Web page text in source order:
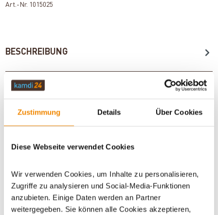
Zustimmung Details Über Cookies
Diese Webseite verwendet Cookies
Wir verwenden Cookies, um Inhalte zu personalisieren,
Zugriffe zu analysieren und Social-Media-Funktionen
anzubieten. Einige Daten werden an Partner
weitergegeben. Sie können alle Cookies akzeptieren,
Art.-Nr. 1015025
BESCHREIBUNG
TECHNISCHE DATEN
NORMEN
WICHTIGE INFOS